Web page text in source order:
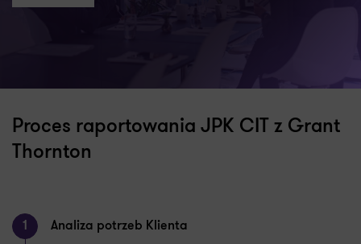
Proces raportowania JPK CIT z Grant
Thornton
1 Analiza potrzeb Klienta